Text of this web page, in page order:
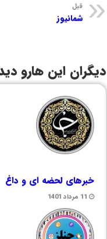
قبل
شمانیوز
دیگران این هارو
خبرهای لحضه ای و داغ
11 مرداد 1401